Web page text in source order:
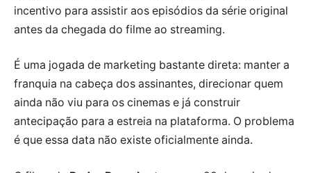
incentivo para assistir aos episódios da série original
antes da chegada do filme ao streaming.
É uma jogada de marketing bastante direta: manter a
franquia na cabeça dos assinantes, direcionar quem
ainda não viu para os cinemas e já construir
antecipação para a estreia na plataforma. O problema
é que essa data não existe oficialmente ainda.